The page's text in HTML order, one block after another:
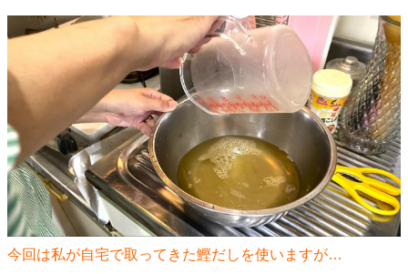
今回は私が自宅で取ってきた鰹だしを使いますが…